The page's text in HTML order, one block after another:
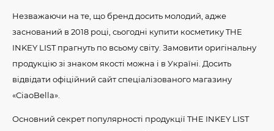
Незважаючи на те, що бренд досить молодий, адже
заснований в 2018 році, сьогодні купити косметику THE
INKEY LIST прагнуть по всьому світу. Замовити оригінальну
продукцію зі знаком якості можна і в Україні. Досить
відвідати офіційний сайт спеціалізованого магазину
«CiaoBella».
Основний секрет популярності продукції THE INKEY LIST